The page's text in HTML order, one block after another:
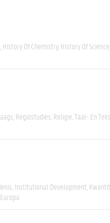
History Of Chemistry History Of Science
Regiostudies Religie Taal- En
Institutional Development